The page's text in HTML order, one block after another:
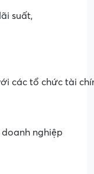
suất,
các tổ chức tài
nghiệp